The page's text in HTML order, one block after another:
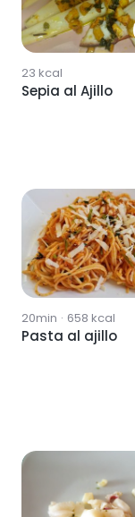
23 kcal
Sepia al Ajillo
20min · 658 kcal
Pasta al ajillo